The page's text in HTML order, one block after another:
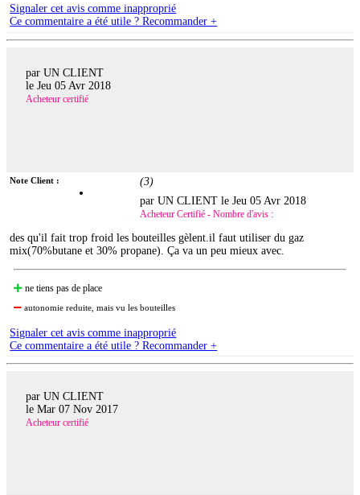
Signaler cet avis comme inapproprié
Ce commentaire a été utile ? Recommander +
par UN CLIENT
le Jeu 05 Avr 2018
Acheteur certifié
Note Client : (3)
par UN CLIENT leJeu 05 Avr 2018
Acheteur Certifié - Nombre d'avis :
des qu'il fait trop froid les bouteilles gèlent.il faut utiliser du gaz
mix(70%butane et 30% propane). Ça va un peu mieux avec.
ne tiens pas de place
autonomie reduite, mais vu les bouteilles
Signaler cet avis comme inapproprié
Ce commentaire a été utile ? Recommander +
par UN CLIENT
le Mar 07 Nov 2017
Acheteur certifié